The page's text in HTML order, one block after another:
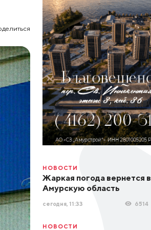
НОВОСТИ
Жаркая погода вернется в
Амурскую область
сегодня, 11:33 6514
НОВОСТИ